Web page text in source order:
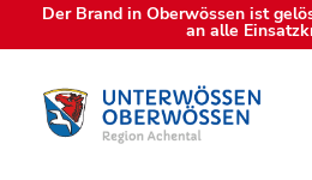
Der Brand in Oberwössen ist
an alle